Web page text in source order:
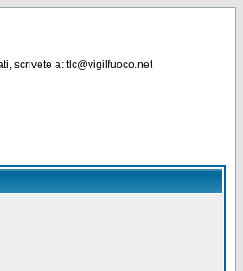
scrivete a: tlc@vigilfuoco.net